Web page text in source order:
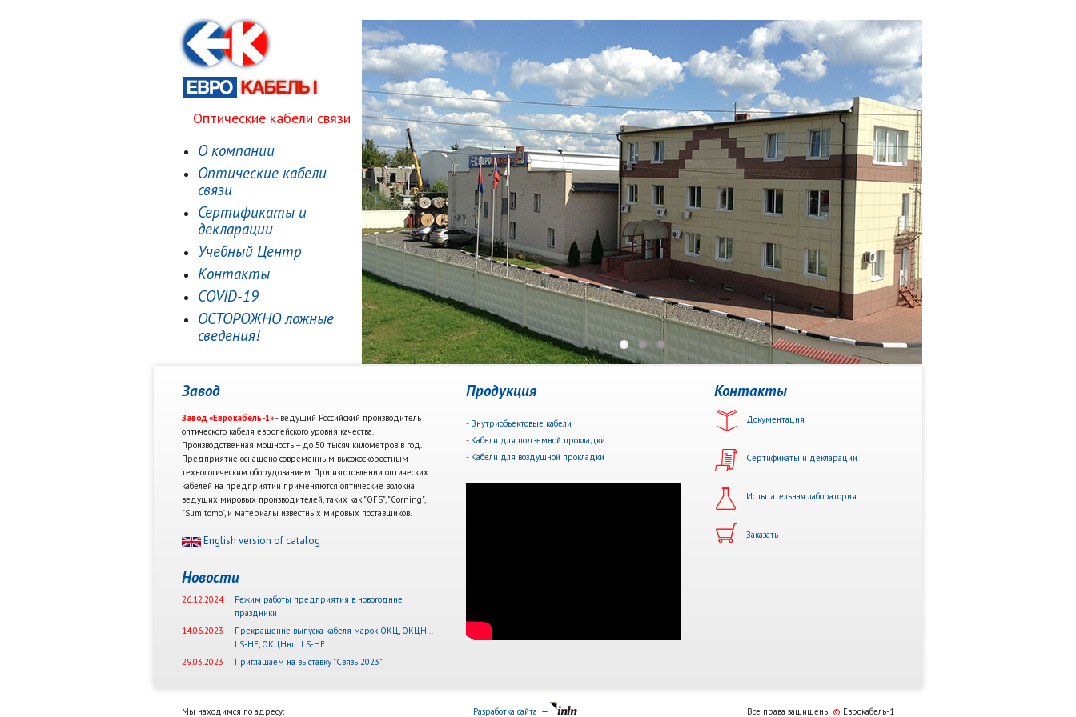
Оптические кабели связи
О компании
Оптические кабели
связи
Сертификаты и
декларации
Учебный Центр
Контакты
COVID-19
ОСТОРОЖНО ложные
сведения!
Завод
Завод «Еврокабель-1»- ведущий Российский производитель
оптического кабеля европейского уровня качества.
Производственная мощность – до 50 тысяч километров в год.
Предприятие оснащено современным высокоскоростным
технологическим оборудованием. При изготовлении оптических
кабелей на предприятии применяются оптические волокна
ведущих мировых производителей, таких как "OFS", "Corning",
"Sumitomo", и материалы известных мировых поставщиков.
English version of catalog
Новости
26.12.2024
Режим работы предприятия в новогодние
праздники
14.06.2023
Прекращение выпуска кабеля марок ОКЦ, ОКЦН…
LS-HF, ОКЦНнг…LS-HF
29.03.2023
Приглашаем на выставку "Связь 2023"
Продукция
Внутриобъектовые кабели
Кабели для подземной прокладки
Кабели для воздушной прокладки
Контакты
Документация
Сертификаты и декларации
Испытательная лаборатория
Заказать
Мы находимся по адресу: Разработка сайта — Все права защищены © Еврокабель-1